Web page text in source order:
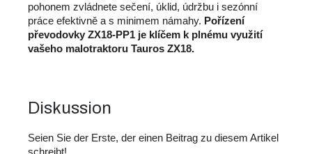
pohonem zvládnete sečení, úklid, údržbu i sezónní
práce efektivně a s minimem námahy. Pořízení
převodovky ZX18-PP1 je klíčem k plnému využití
vašeho malotraktoru Tauros ZX18.
Diskussion
Seien Sie der Erste, der einen Beitrag zu diesem Artikel